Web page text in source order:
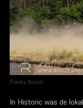
Franky Boulat
In Historic was de